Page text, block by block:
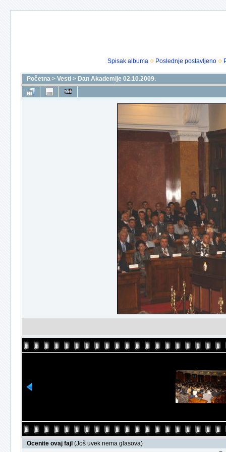
Spisak albuma Poslednje postavljeno
Početna > Vesti > Dan Akademije 02.10.2009.
Ocenite ovaj fajl (Još uvek nema glasova)